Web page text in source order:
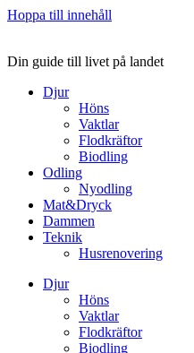
Hoppa till innehåll
Din guide till livet på landet
Djur
Höns
Vaktlar
Flodkräftor
Biodling
Odling
Nyodling
Mat&Dryck
Dammen
Teknik
Husrenovering
Djur
Höns
Vaktlar
Flodkräftor
Biodling